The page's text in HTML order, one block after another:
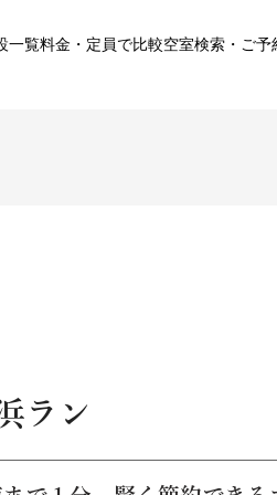
一覧料金・定員で比較空室検索・ご予
ラン